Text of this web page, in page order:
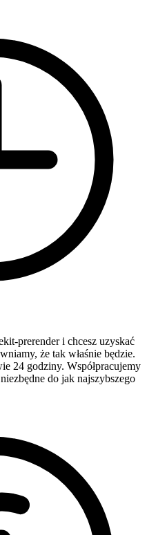
prerender i chcesz uzyskać
że tak właśnie będzie.
24 godziny. Współpracujemy
do jak najszybszego